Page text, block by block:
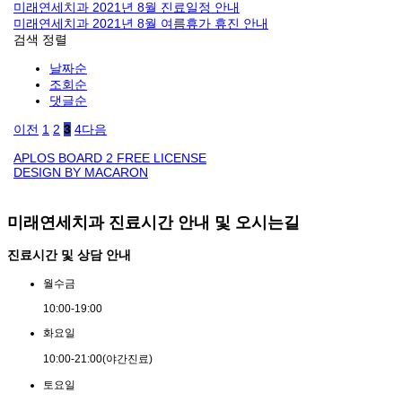
미래연세치과 2021년 8월 진료일정 안내
미래연세치과 2021년 8월 여름휴가 휴진 안내
검색 정렬
날짜순
조회순
댓글순
이전 1 2 3 4다음
APLOS BOARD 2 FREE LICENSE
DESIGN BY MACARON
미래연세치과 진료시간 안내 및 오시는길
진료시간 및 상담 안내
월 수금
10:00-19:00
화요일
10:00-21:00(야간진료)
토요일